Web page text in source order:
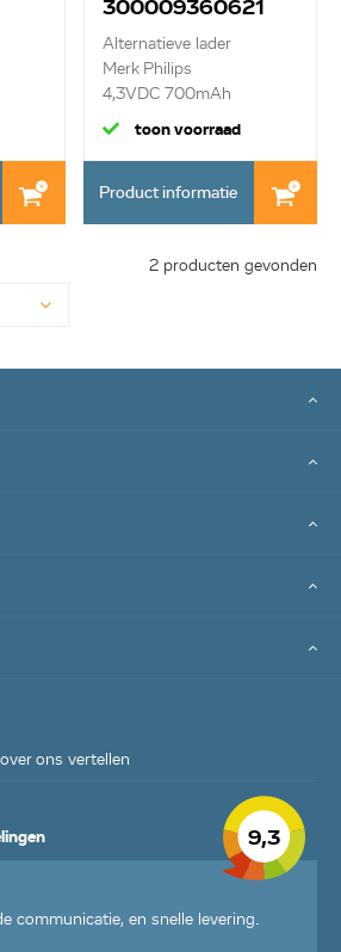
300009360621
Alternatieve lader
Merk Philips
4,3VDC 700mAh
toon voorraad
Product informatie
2 producten gevonden
ons vertellen
9,3
communicatie, en snelle levering.